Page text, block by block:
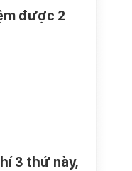
được 2
3 thứ này,